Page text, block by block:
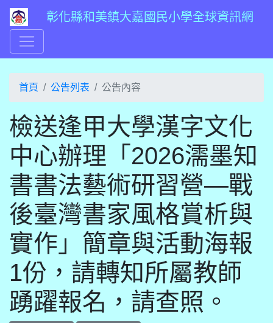
彰化縣和美鎮大嘉國民小學全球資訊網
首頁 公告列表 公告內容
檢送逢甲大學漢字文化
中心辦理「2026濡墨知
書書法藝術研習營—戰
後臺灣書家風格賞析與
實作」簡章與活動海報
1份，請轉知所屬教師
踴躍報名，請查照。